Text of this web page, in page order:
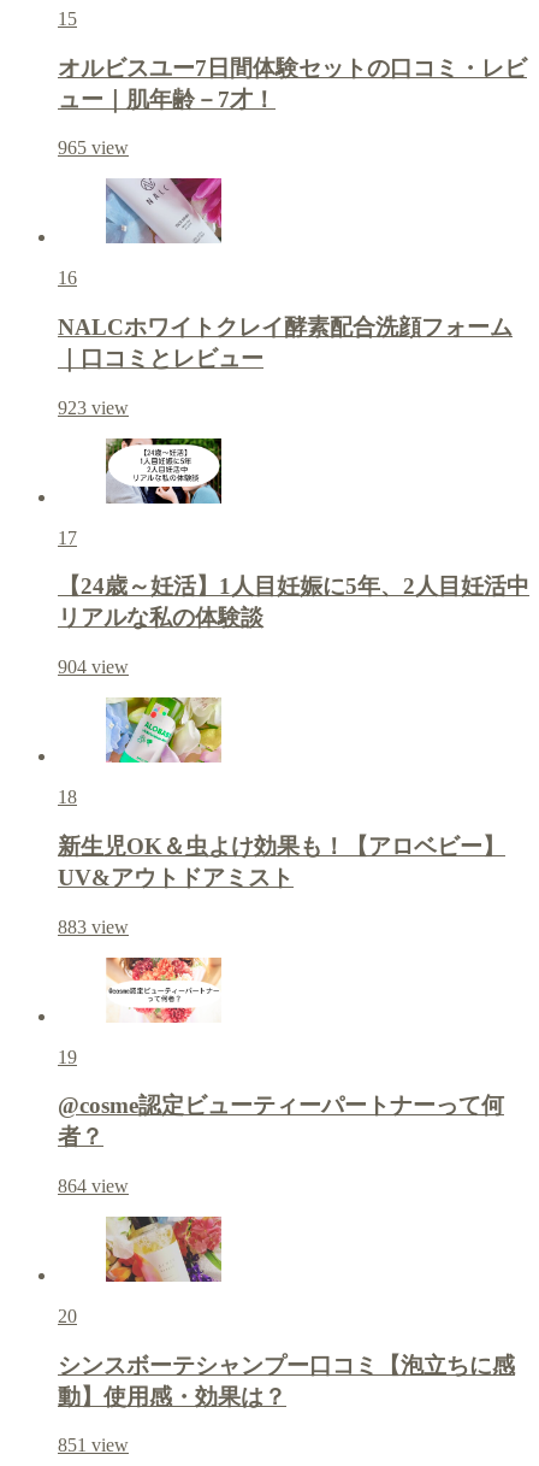
15
オルビスユー7日間体験セットの口コミ・レビ
ュー｜肌年齢－7才！
965 view
16
NALCホワイトクレイ酵素配合洗顔フォーム
｜口コミとレビュー
923 view
17
【24歳～妊活】1人目妊娠に5年、2人目妊活中
リアルな私の体験談
904 view
18
新生児OK＆虫よけ効果も！【アロベビー】
UV&アウトドアミスト
883 view
19
@cosme認定ビューティーパートナーって何
者？
864 view
20
シンスボーテシャンプー口コミ【泡立ちに感
動】使用感・効果は？
851 view